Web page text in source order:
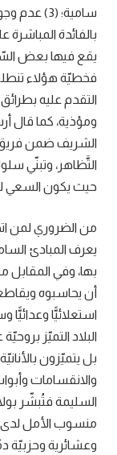
سامية؛
يقع فيها بعض
فخطيّة هؤلاء
التقدم عليه
ومؤذية، كما قال
الشريف ضمن فريق
التَّظاهر، وتبنّي
حيث يكون السعي
من الضروري لمن
يعرف المبادئ
بها، وفي المقابل
أن يحاسبوه
استعلائيًّا
البلاد التميّز
بل يتميّزون
والانقسامات
السليمة فتُبشّر
منسوب الأمل لدى
وعشائرية